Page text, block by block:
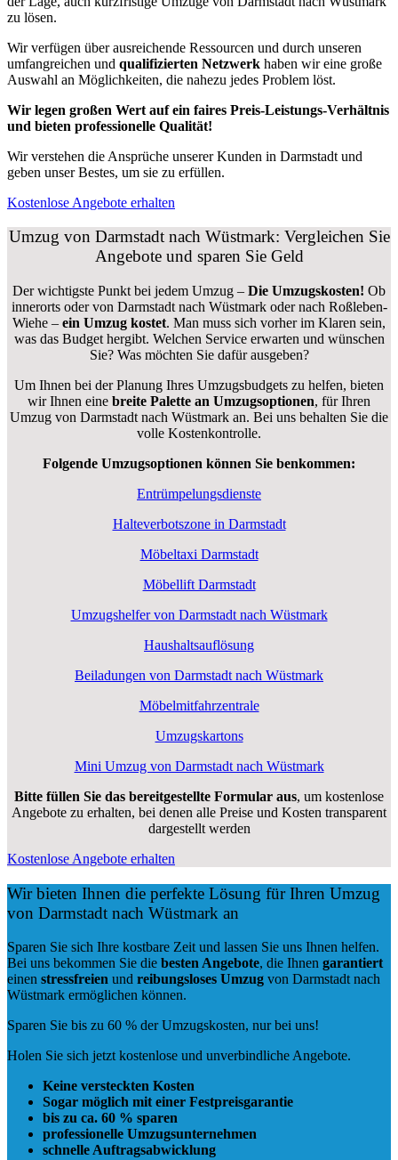
zu lösen.
Wir verfügen über ausreichende Ressourcen und durch unseren
umfangreichen und qualifizierten Netzwerk haben wir eine große
Auswahl an Möglichkeiten, die nahezu jedes Problem löst.
Wir legen großen Wert auf ein faires Preis-Leistungs-Verhältnis
und bieten professionelle Qualität!
Wir verstehen die Ansprüche unserer Kunden in Darmstadt und
geben unser Bestes, um sie zu erfüllen.
Kostenlose Angebote erhalten
Umzug von Darmstadt nach Wüstmark: Vergleichen Sie
Angebote und sparen Sie Geld
Der wichtigste Punkt bei jedem Umzug – Die Umzugskosten! Ob
innerorts oder von Darmstadt nach Wüstmark oder nach Roßleben-
Wiehe – ein Umzug kostet. Man muss sich vorher im Klaren sein,
was das Budget hergibt. Welchen Service erwarten und wünschen
Sie? Was möchten Sie dafür ausgeben?
Um Ihnen bei der Planung Ihres Umzugsbudgets zu helfen, bieten
wir Ihnen eine breite Palette an Umzugsoptionen, für Ihren
Umzug von Darmstadt nach Wüstmark an. Bei uns behalten Sie die
volle Kostenkontrolle.
Folgende Umzugsoptionen können Sie benkommen:
Entrümpelungsdienste
Halteverbotszone in Darmstadt
Möbeltaxi Darmstadt
Möbellift Darmstadt
Umzugshelfer von Darmstadt nach Wüstmark
Haushaltsauflösung
Beiladungen von Darmstadt nach Wüstmark
Möbelmitfahrzentrale
Umzugskartons
Mini Umzug von Darmstadt nach Wüstmark
Bitte füllen Sie das bereitgestellte Formular aus, um kostenlose
Angebote zu erhalten, bei denen alle Preise und Kosten transparent
dargestellt werden
Kostenlose Angebote erhalten
Wir bieten Ihnen die perfekte Lösung für Ihren Umzug
von Darmstadt nach Wüstmark an
Sparen Sie sich Ihre kostbare Zeit und lassen Sie uns Ihnen helfen.
Bei uns bekommen Sie die besten Angebote, die Ihnen garantiert
einen stressfreien und reibungsloses Umzug von Darmstadt nach
Wüstmark ermöglichen können.
Sparen Sie bis zu 60 % der Umzugskosten, nur bei uns!
Holen Sie sich jetzt kostenlose und unverbindliche Angebote.
Keine versteckten Kosten
Sogar möglich mit einer Festpreisgarantie
bis zu ca. 60 % sparen
professionelle Umzugsunternehmen
schnelle Auftragsabwicklung